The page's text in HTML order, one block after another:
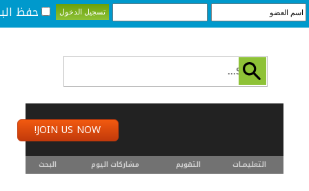
حفظ
JOIN US NOW!
التعليمـــات التقويم مشاركات اليوم البحث